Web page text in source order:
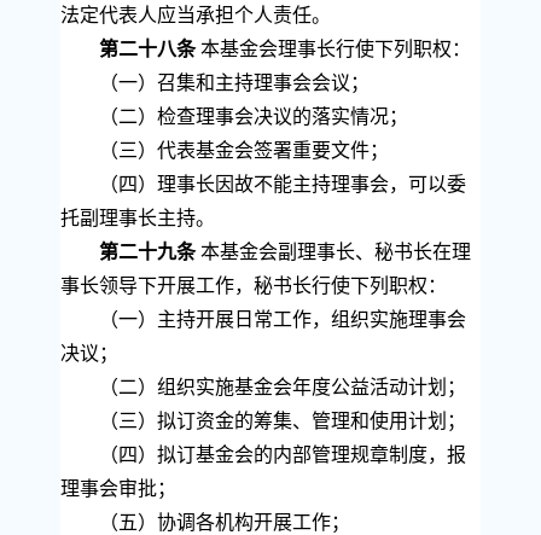
法定代表人应当承担个人责任。
第二十八条 本基金会理事长行使下列职权：
（一）召集和主持理事会会议；
（二）检查理事会决议的落实情况；
（三）代表基金会签署重要文件；
（四）理事长因故不能主持理事会，可以委
托副理事长主持。
第二十九条 本基金会副理事长、秘书长在理
事长领导下开展工作，秘书长行使下列职权：
（一）主持开展日常工作，组织实施理事会
决议；
（二）组织实施基金会年度公益活动计划；
（三）拟订资金的筹集、管理和使用计划；
（四）拟订基金会的内部管理规章制度，报
理事会审批；
（五）协调各机构开展工作；